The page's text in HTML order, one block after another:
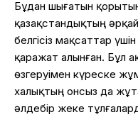
Бұдан шығатын
қазақстандықтың
белгісіз мақсаттар
қаражат алынған. Бұл
өзгеруімен күреске
халықтың онсыз да
әлдебір жеке